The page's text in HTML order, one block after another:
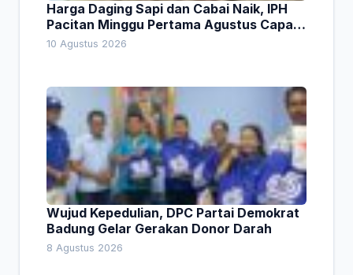
Harga Daging Sapi dan Cabai Naik, IPH
Pacitan Minggu Pertama Agustus Capai
1,66 Persen. Ini Penjelasan Kabag Ayub
10 Agustus 2026
Wujud Kepedulian, DPC Partai Demokrat
Badung Gelar Gerakan Donor Darah
8 Agustus 2026